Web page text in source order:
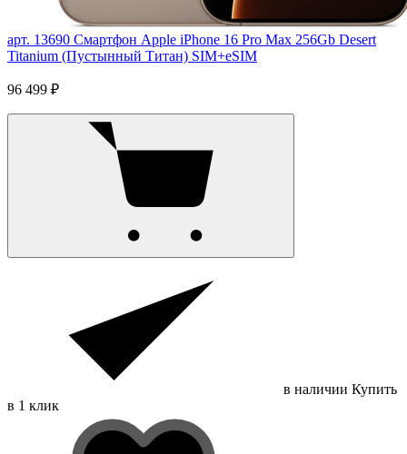
арт. 13690 Смартфон Apple iPhone 16 Pro Max 256Gb Desert
Titanium (Пустынный Титан) SIM+eSIM
96 499 ₽
в наличии Купить
в 1 клик